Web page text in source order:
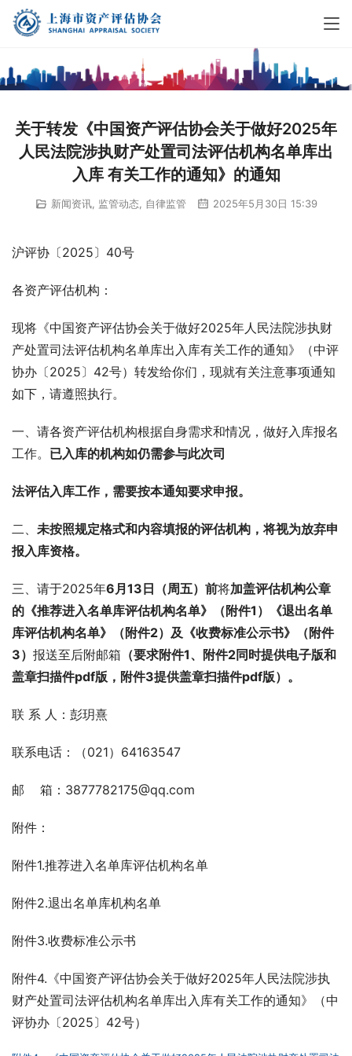
关于转发《中国资产评估协会关于做好2025年
人民法院涉执财产处置司法评估机构名单库出
入库 有关工作的通知》的通知
新闻资讯, 监管动态, 自律监管 2025年5月30日 15:39
沪评协〔2025〕40号
各资产评估机构：
现将《中国资产评估协会关于做好2025年人民法院涉执财
产处置司法评估机构名单库出入库有关工作的通知》（中评
协办〔2025〕42号）转发给你们，现就有关注意事项通知
如下，请遵照执行。
一、请各资产评估机构根据自身需求和情况，做好入库报名
工作。 已入库的机构如仍需参与此次司
法评估入库工作，需要按本通知要求申报。
二、 未按照规定格式和内容填报的评估机构，将视为放弃申
报入库资格。
三、请于2025年6月13日（周五）前将加盖评估机构公章
的《推荐进入名单库评估机构名单》（附件1）《退出名单
库评估机构名单》（附件2）及《收费标准公示书》（附件
3） 报送至后附邮箱 （要求附件1、附件2同时提供电子版和
盖章扫描件pdf版，附件3提供盖章扫描件pdf版）。
联 系 人：彭玥熹
联系电话：（021）64163547
邮    箱：3877782175@qq.com
附件：
附件1.推荐进入名单库评估机构名单
附件2.退出名单库机构名单
附件3.收费标准公示书
附件4.《中国资产评估协会关于做好2025年人民法院涉执
财产处置司法评估机构名单库出入库有关工作的通知》（中
评协办〔2025〕42号）